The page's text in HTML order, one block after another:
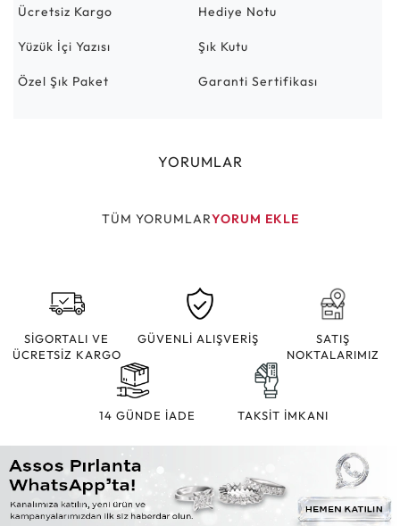
Ücretsiz Kargo Hediye Notu
Yüzük İçi Yazısı Şık Kutu
Özel Şık Paket Garanti Sertifikası
YORUMLAR
TÜM YORUMLARYORUM EKLE
SİGORTALI VE
ÜCRETSİZ KARGO
GÜVENLİ ALIŞVERİŞ
SATIŞ
NOKTALARIMIZ
14 GÜNDE İADE TAKSİT İMKANI